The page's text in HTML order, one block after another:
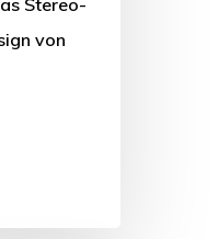
Stereo-
von